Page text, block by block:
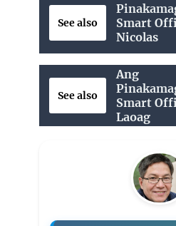
See also
Smart
Nicolas
See also
Ang
Smart
Laoag